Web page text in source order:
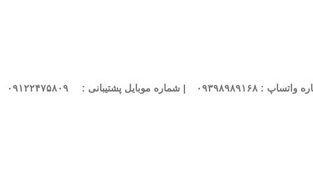
: ۰۹۳۹۸۹۸۹۱۶۸ | شماره موبایل پشتیبانی :